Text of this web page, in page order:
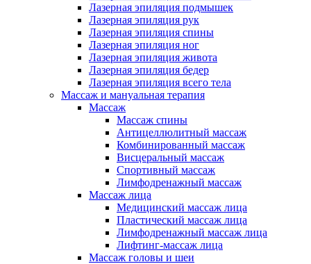
Лазерная эпиляция подмышек
Лазерная эпиляция рук
Лазерная эпиляция спины
Лазерная эпиляция ног
Лазерная эпиляция живота
Лазерная эпиляция бедер
Лазерная эпиляция всего тела
Массаж и мануальная терапия
Массаж
Массаж спины
Антицеллюлитный массаж
Комбинированный массаж
Висцеральный массаж
Спортивный массаж
Лимфодренажный массаж
Массаж лица
Медицинский массаж лица
Пластический массаж лица
Лимфодренажный массаж лица
Лифтинг-массаж лица
Массаж головы и шеи